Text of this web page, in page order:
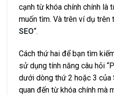
cạnh từ khóa chính chính là
muốn tìm. Và trên ví dụ trên
SEO“.
Cách thứ hai để bạn tìm
sử dụng tính năng câu hỏi
dưới dòng thứ 2 hoặc 3 của
quan đến từ khóa chính mà